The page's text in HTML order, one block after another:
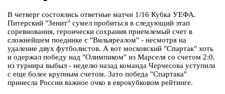
В четверг состоялись ответные матчи 1/16 Кубка УЕФА.
Питерский "Зенит" сумел пробиться в следующий этап
соревнования, героически сохранив приемлемый счет в
сложнейшем поединке с "Вильяреалом" - несмотря на
удаление двух футболистов. А вот московский "Спартак" хоть
и одержал победу над "Олимпиком" из Марселя со счетом 2:0,
из турнира выбыл - неделю назад команда Черчесова уступила
с еще более крупным счетом. Зато победа "Спартака"
принесла России важное очко в еврокубковом рейтинге.